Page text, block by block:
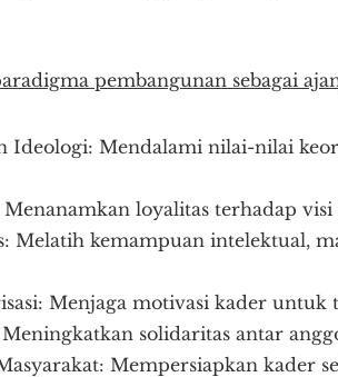
pembangunan sebagai
Ideologi: Mendalami nilai-nilai
loyalitas terhadap
Melatih kemampuan intelektual,
Menjaga motivasi kader untuk
solidaritas antar
Mempersiapkan kader